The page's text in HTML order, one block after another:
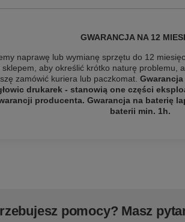
GWARANCJA NA 12
naprawę lub wymianę sprzętu do 12
aby określić krótko naturę problemu,
zamówić kuriera lub paczkomat.
drukarek - stanowią one części
producenta. Gwarancja na baterię
baterii min. 1h.
pomocy? Masz